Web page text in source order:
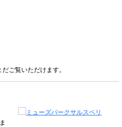
ご覧いただけます。